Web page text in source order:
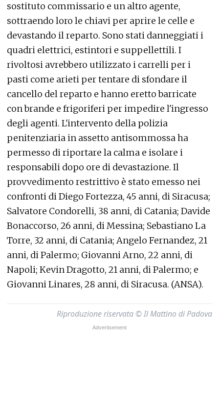
sostituto commissario e un altro agente,
sottraendo loro le chiavi per aprire le celle e
devastando il reparto. Sono stati danneggiati i
quadri elettrici, estintori e suppellettili. I
rivoltosi avrebbero utilizzato i carrelli per i
pasti come arieti per tentare di sfondare il
cancello del reparto e hanno eretto barricate
con brande e frigoriferi per impedire l'ingresso
degli agenti. L'intervento della polizia
penitenziaria in assetto antisommossa ha
permesso di riportare la calma e isolare i
responsabili dopo ore di devastazione. Il
provvedimento restrittivo è stato emesso nei
confronti di Diego Fortezza, 45 anni, di Siracusa;
Salvatore Condorelli, 38 anni, di Catania; Davide
Bonaccorso, 26 anni, di Messina; Sebastiano La
Torre, 32 anni, di Catania; Angelo Fernandez, 21
anni, di Palermo; Giovanni Arno, 22 anni, di
Napoli; Kevin Dragotto, 21 anni, di Palermo; e
Giovanni Linares, 28 anni, di Siracusa. (ANSA).
Riproduzione riservata © Il Mattino di Padova